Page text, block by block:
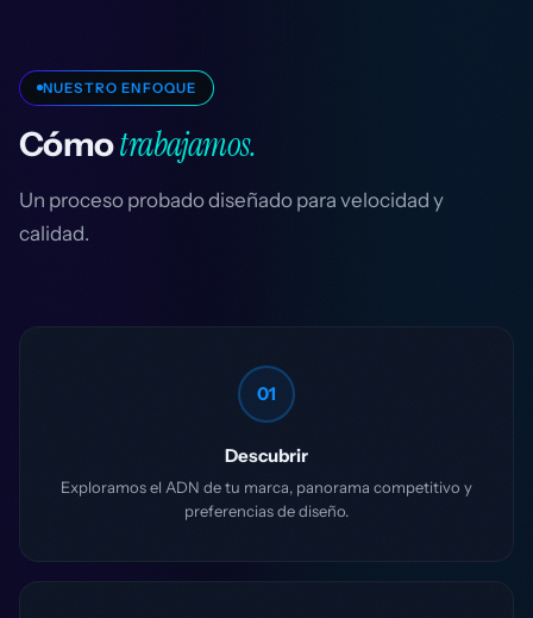
NUESTRO ENFOQUE
Cómotrabajamos.
Un proceso probado diseñado para velocidad y
calidad.
01
Descubrir
Exploramos el ADN de tu marca, panorama competitivo y
preferencias de diseño.